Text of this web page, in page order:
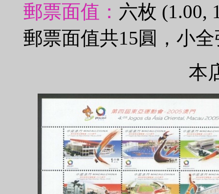
郵票面值： 六枚 (1.00,
郵票面值共15圓，小
本